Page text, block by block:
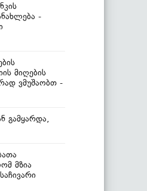
-
მიღების
ვმუშაობთ -
მზია